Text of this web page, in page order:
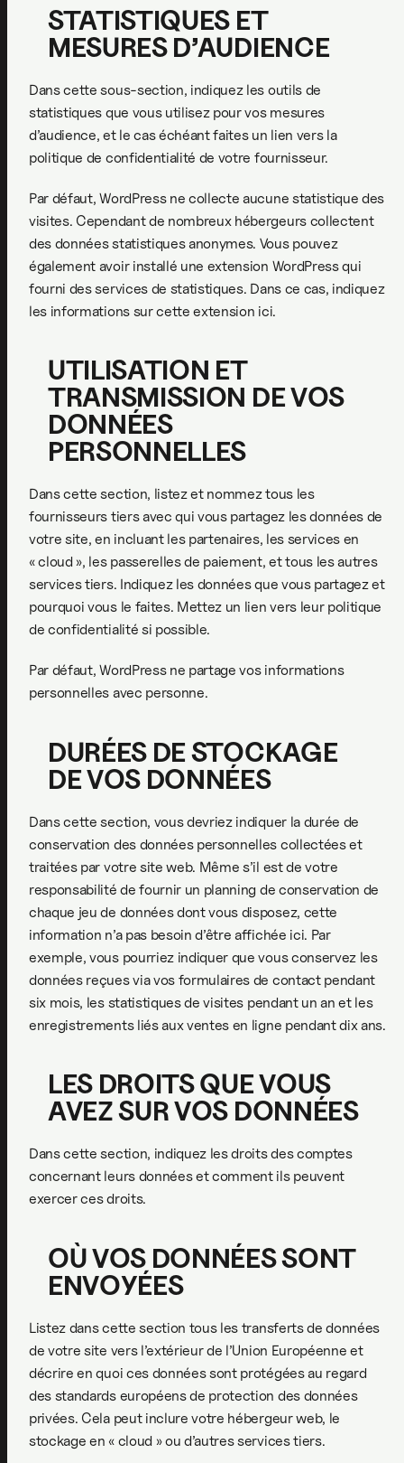
STATISTIQUES ET
MESURES D’AUDIENCE
Dans cette sous-section, indiquez les outils de
statistiques que vous utilisez pour vos mesures
d’audience, et le cas échéant faites un lien vers la
politique de confidentialité de votre fournisseur.
Par défaut, WordPress ne collecte aucune statistique des
visites. Cependant de nombreux hébergeurs collectent
des données statistiques anonymes. Vous pouvez
également avoir installé une extension WordPress qui
fourni des services de statistiques. Dans ce cas, indiquez
les informations sur cette extension ici.
UTILISATION ET
TRANSMISSION DE VOS
DONNÉES
PERSONNELLES
Dans cette section, listez et nommez tous les
fournisseurs tiers avec qui vous partagez les données de
votre site, en incluant les partenaires, les services en
« cloud », les passerelles de paiement, et tous les autres
services tiers. Indiquez les données que vous partagez et
pourquoi vous le faites. Mettez un lien vers leur politique
de confidentialité si possible.
Par défaut, WordPress ne partage vos informations
personnelles avec personne.
DURÉES DE STOCKAGE
DE VOS DONNÉES
Dans cette section, vous devriez indiquer la durée de
conservation des données personnelles collectées et
traitées par votre site web. Même s’il est de votre
responsabilité de fournir un planning de conservation de
chaque jeu de données dont vous disposez, cette
information n’a pas besoin d’être affichée ici. Par
exemple, vous pourriez indiquer que vous conservez les
données reçues via vos formulaires de contact pendant
six mois, les statistiques de visites pendant un an et les
enregistrements liés aux ventes en ligne pendant dix ans.
LES DROITS QUE VOUS
AVEZ SUR VOS DONNÉES
Dans cette section, indiquez les droits des comptes
concernant leurs données et comment ils peuvent
exercer ces droits.
OÙ VOS DONNÉES SONT
ENVOYÉES
Listez dans cette section tous les transferts de données
de votre site vers l’extérieur de l’Union Européenne et
décrire en quoi ces données sont protégées au regard
des standards européens de protection des données
privées. Cela peut inclure votre hébergeur web, le
stockage en « cloud » ou d’autres services tiers.